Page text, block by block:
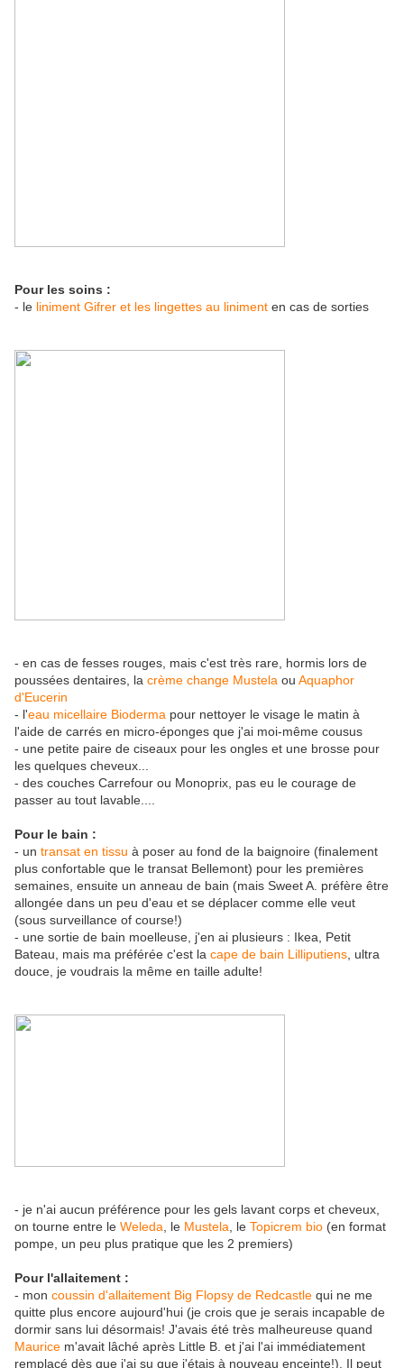
Pour les soins :
- le liniment Gifrer et les lingettes au liniment en cas de sorties
- en cas de fesses rouges, mais c'est très rare, hormis lors de
poussées dentaires, la crème change Mustela ou Aquaphor
d'Eucerin
- l'eau micellaire Bioderma pour nettoyer le visage le matin à
l'aide de carrés en micro-éponges que j'ai moi-même cousus
- une petite paire de ciseaux pour les ongles et une brosse pour
les quelques cheveux...
- des couches Carrefour ou Monoprix, pas eu le courage de
passer au tout lavable....
Pour le bain :
- un transat en tissu à poser au fond de la baignoire (finalement
plus confortable que le transat Bellemont) pour les premières
semaines, ensuite un anneau de bain (mais Sweet A. préfère être
allongée dans un peu d'eau et se déplacer comme elle veut
(sous surveillance of course!)
- une sortie de bain moelleuse, j'en ai plusieurs : Ikea, Petit
Bateau, mais ma préférée c'est la cape de bain Lilliputiens , ultra
douce, je voudrais la même en taille adulte!
- je n'ai aucun préférence pour les gels lavant corps et cheveux,
on tourne entre le Weleda , le Mustela , le Topicrem bio (en format
pompe, un peu plus pratique que les 2 premiers)
Pour l'allaitement :
- mon coussin d'allaitement Big Flopsy de Redcastle qui ne me
quitte plus encore aujourd'hui (je crois que je serais incapable de
dormir sans lui désormais! J'avais été très malheureuse quand
Maurice m'avait lâché après Little B. et j'ai l'ai immédiatement
remplacé dès que j'ai su que j'étais à nouveau enceinte!). Il peut